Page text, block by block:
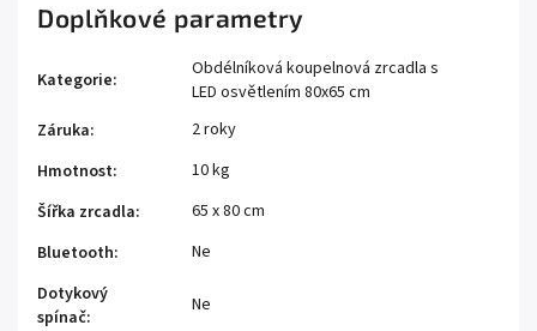
Doplňkové parametry
Kategorie:
Obdélníková koupelnová zrcadla s
LED osvětlením 80x65 cm
Záruka:
2 roky
Hmotnost:
10 kg
Šířka zrcadla:
65 x 80 cm
Bluetooth:
Ne
Dotykový
spínač:
Ne